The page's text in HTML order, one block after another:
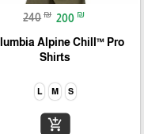
240 ₪ 200 ₪
Alpine Chill™ Pro
Shirts
S
M
L
add_shopping_cart